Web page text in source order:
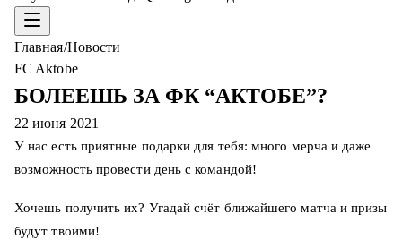
Главная/Новости
FC Aktobe
БОЛЕЕШЬ ЗА ФК “АКТОБЕ”?
22 июня 2021
У нас есть приятные подарки для тебя: много мерча и даже
возможность провести день с командой!
Хочешь получить их? Угадай счёт ближайшего матча и призы
будут твоими!